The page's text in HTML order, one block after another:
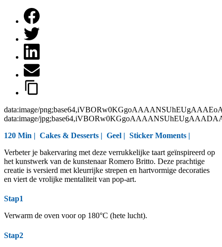
data:image/
data:image/
120 Min | Cakes & Desserts | Geel | Sticker Moments |
Verbeter je bakervaring met deze verrukkelijke taart geïnspireerd op
het kunstwerk van de kunstenaar Romero Britto. Deze prachtige
creatie is versierd met kleurrijke strepen en hartvormige decoraties
en viert de vrolijke mentaliteit van pop-art.
Stap1
Verwarm de oven voor op 180°C (hete lucht).
Stap2